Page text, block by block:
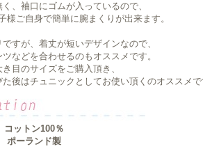
、袖口にゴムが入っているので、
様ご自身で簡単に腕まくりが出来ます。
すが、着丈が短いデザインなので、
などを合わせるのもオススメです。
目のサイズをご購入頂き、
後はチュニックとしてお使い頂くのオススメで
コットン100％
ポーランド製